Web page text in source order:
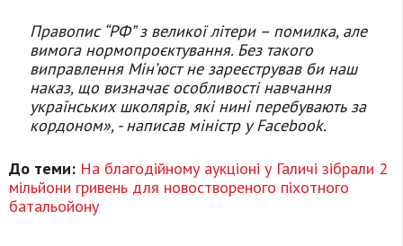
Правопис “РФ” з великої літери – помилка, але
вимога нормопроєктування. Без такого
виправлення Мінʼюст не зареєстрував би наш
наказ, що визначає особливості навчання
українських школярів, які нині перебувають за
кордоном», - написав міністр у Facebook.
До теми: На благодійному аукціоні у Галичі зібрали 2
мільйони гривень для новоствореного піхотного
батальойону